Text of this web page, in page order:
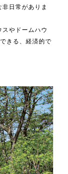
日常がありま
スやドームハウ
きる、経済的で